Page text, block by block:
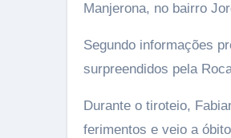
Manjerona, no bairro
Segundo informações
surpreendidos pela
Durante o tiroteio,
ferimentos e veio a